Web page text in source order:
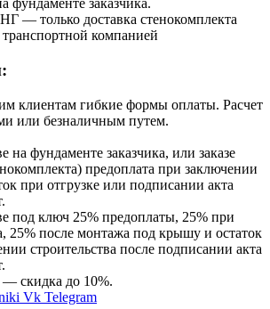
фундаменте заказчика.
— только доставка стенокомплекта
компанией
клиентам гибкие формы оплаты. Расчет
или безналичным путем.
на фундаменте заказчика, или заказе
предоплата при заключении
при отгрузке или подписании акта
под ключ 25% предоплаты, 25% при
25% после монтажа под крышу и остаток
строительства после подписании акта
— скидка до 10%.
Vk Telegram